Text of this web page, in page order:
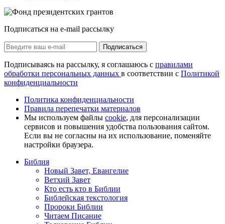
Подписаться на e-mail рассылку
Подписаться
Подписываясь на рассылку, я соглашаюсь с правилами
обработки персональных данных в соответствии с Политикой
конфиденциальности
Политика конфиденциальности
Правила перепечатки материалов
Мы используем файлы cookie, для персонализации
сервисов и повышения удобства пользования сайтом.
Если вы не согласны на их использование, поменяйте
настройки браузера.
Библия
Новый Завет, Евангелие
Ветхий Завет
Кто есть кто в Библии
Библейская текстология
Пророки Библии
Читаем Писание